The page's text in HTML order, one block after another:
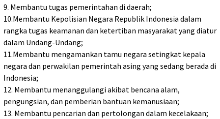
9. Membantu tugas pemerintahan di daerah;
10.Membantu Kepolisian Negara Republik Indonesia dalam
rangka tugas keamanan dan ketertiban masyarakat yang diatur
dalam Undang-Undang;
11.Membantu mengamankan tamu negara setingkat kepala
negara dan perwakilan pemerintah asing yang sedang berada di
Indonesia;
12. Membantu menanggulangi akibat bencana alam,
pengungsian, dan pemberian bantuan kemanusiaan;
13. Membantu pencarian dan pertolongan dalam kecelakaan;